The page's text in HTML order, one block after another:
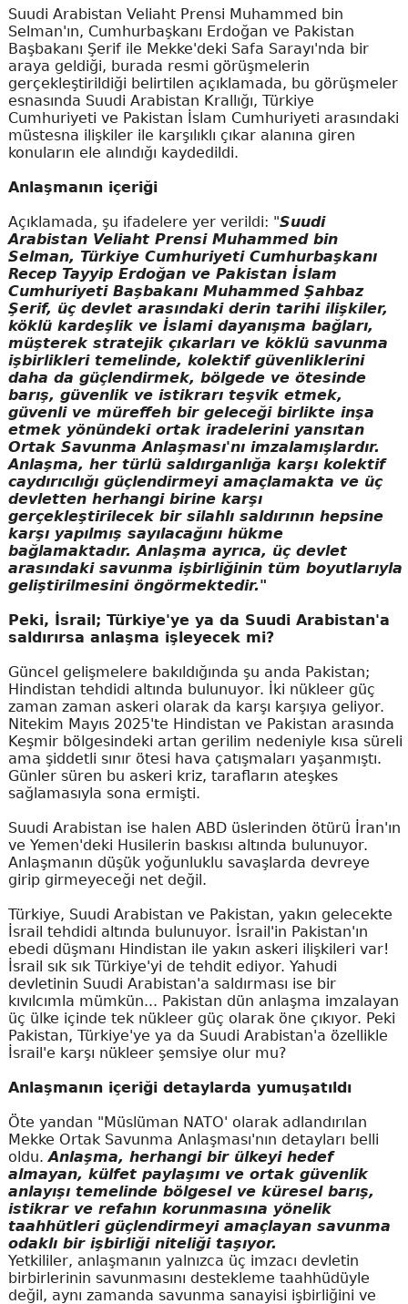
Suudi Arabistan Veliaht Prensi Muhammed bin
Selman'ın, Cumhurbaşkanı Erdoğan ve Pakistan
Başbakanı Şerif ile Mekke'deki Safa Sarayı'nda bir
araya geldiği, burada resmi görüşmelerin
gerçekleştirildiği belirtilen açıklamada, bu görüşmeler
esnasında Suudi Arabistan Krallığı, Türkiye
Cumhuriyeti ve Pakistan İslam Cumhuriyeti arasındaki
müstesna ilişkiler ile karşılıklı çıkar alanına giren
konuların ele alındığı kaydedildi.
Anlaşmanın içeriği
Açıklamada, şu ifadelere yer verildi: "Suudi
Arabistan Veliaht Prensi Muhammed bin
Selman, Türkiye Cumhuriyeti Cumhurbaşkanı
Recep Tayyip Erdoğan ve Pakistan İslam
Cumhuriyeti Başbakanı Muhammed Şahbaz
Şerif, üç devlet arasındaki derin tarihi ilişkiler,
köklü kardeşlik ve İslami dayanışma bağları,
müşterek stratejik çıkarları ve köklü savunma
işbirlikleri temelinde, kolektif güvenliklerini
daha da güçlendirmek, bölgede ve ötesinde
barış, güvenlik ve istikrarı teşvik etmek,
güvenli ve müreffeh bir geleceği birlikte inşa
etmek yönündeki ortak iradelerini yansıtan
Ortak Savunma Anlaşması'nı imzalamışlardır.
Anlaşma, her türlü saldırganlığa karşı kolektif
caydırıcılığı güçlendirmeyi amaçlamakta ve üç
devletten herhangi birine karşı
gerçekleştirilecek bir silahlı saldırının hepsine
karşı yapılmış sayılacağını hükme
bağlamaktadır. Anlaşma ayrıca, üç devlet
arasındaki savunma işbirliğinin tüm boyutlarıyla
geliştirilmesini öngörmektedir."
Peki, İsrail; Türkiye'ye ya da Suudi Arabistan'a
saldırırsa anlaşma işleyecek mi?
Güncel gelişmelere bakıldığında şu anda Pakistan;
Hindistan tehdidi altında bulunuyor. İki nükleer güç
zaman zaman askeri olarak da karşı karşıya geliyor.
Nitekim Mayıs 2025'te Hindistan ve Pakistan arasında
Keşmir bölgesindeki artan gerilim nedeniyle kısa süreli
ama şiddetli sınır ötesi hava çatışmaları yaşanmıştı.
Günler süren bu askeri kriz, tarafların ateşkes
sağlamasıyla sona ermişti.
Suudi Arabistan ise halen ABD üslerinden ötürü İran'ın
ve Yemen'deki Husilerin baskısı altında bulunuyor.
Anlaşmanın düşük yoğunluklu savaşlarda devreye
girip girmeyeceği net değil.
Türkiye, Suudi Arabistan ve Pakistan, yakın gelecekte
İsrail tehdidi altında bulunuyor. İsrail'in Pakistan'ın
ebedi düşmanı Hindistan ile yakın askeri ilişkileri var!
İsrail sık sık Türkiye'yi de tehdit ediyor. Yahudi
devletinin Suudi Arabistan'a saldırması ise bir
kıvılcımla mümkün... Pakistan dün anlaşma imzalayan
üç ülke içinde tek nükleer güç olarak öne çıkıyor. Peki
Pakistan, Türkiye'ye ya da Suudi Arabistan'a özellikle
İsrail'e karşı nükleer şemsiye olur mu?
Anlaşmanın içeriği detaylarda yumuşatıldı
Öte yandan "Müslüman NATO' olarak adlandırılan
Mekke Ortak Savunma Anlaşması'nın detayları belli
oldu.Anlaşma, herhangi bir ülkeyi hedef
almayan, külfet paylaşımı ve ortak güvenlik
anlayışı temelinde bölgesel ve küresel barış,
istikrar ve refahın korunmasına yönelik
taahhütleri güçlendirmeyi amaçlayan savunma
odaklı bir işbirliği niteliği taşıyor.
Yetkililer, anlaşmanın yalnızca üç imzacı devletin
birbirlerinin savunmasını destekleme taahhüdüyle
değil, aynı zamanda savunma sanayisi işbirliğini ve